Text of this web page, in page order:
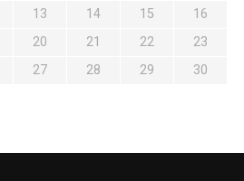
13 14 15
16
20 21 22
23
27 28 29
30